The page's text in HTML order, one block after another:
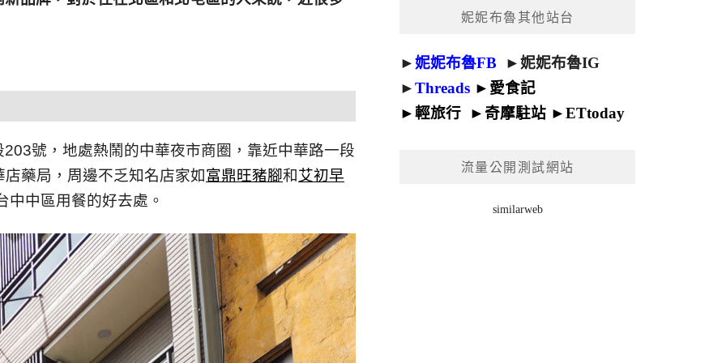
號，地處熱鬧的中華夜市商圈，靠近中華路一段
藥局，周邊不乏知名店家如富鼎旺豬腳和艾初早
中中區用餐的好去處。
妮妮布魯其他站台
►妮妮布魯FB ►妮妮布魯IG
►Threads ► 愛食記
►輕旅行 ► 奇摩駐站 ►ETtoday
流量公開測試網站
similarweb